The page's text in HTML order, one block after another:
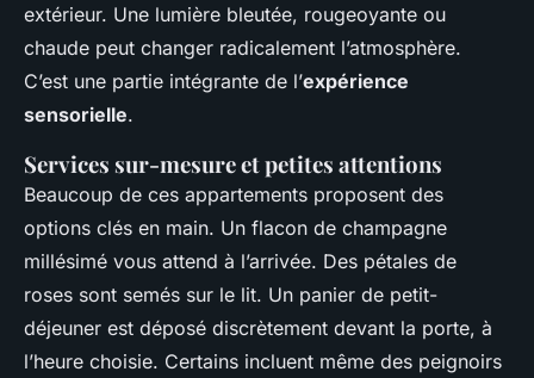
extérieur. Une lumière bleutée, rougeoyante ou
chaude peut changer radicalement l’atmosphère.
C’est une partie intégrante de l’expérience
sensorielle.
Services sur-mesure et petites attentions
Beaucoup de ces appartements proposent des
options clés en main. Un flacon de champagne
millésimé vous attend à l’arrivée. Des pétales de
roses sont semés sur le lit. Un panier de petit-
déjeuner est déposé discrètement devant la porte, à
l’heure choisie. Certains incluent même des peignoirs